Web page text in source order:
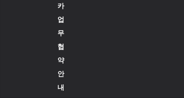
카
업
무
협
약
안
내